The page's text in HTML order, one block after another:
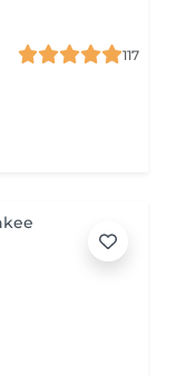
117